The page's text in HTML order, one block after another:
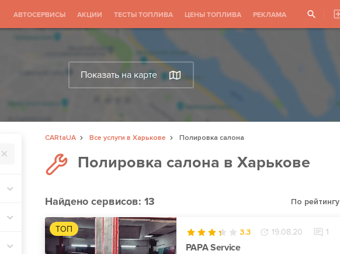
АВТОСЕРВИСЫ АКЦИИ ТЕСТЫ ТОПЛИВА ЦЕНЫ ТОПЛИВА РЕКЛАМА
Показать на карте
CARtaUA Все услуги в Харькове
Полировка салона
Полировка салона в Харькове
Найденосервисов: 13 По рейтингу
ТОП 3.3 19.08.20 1
PAPA Service